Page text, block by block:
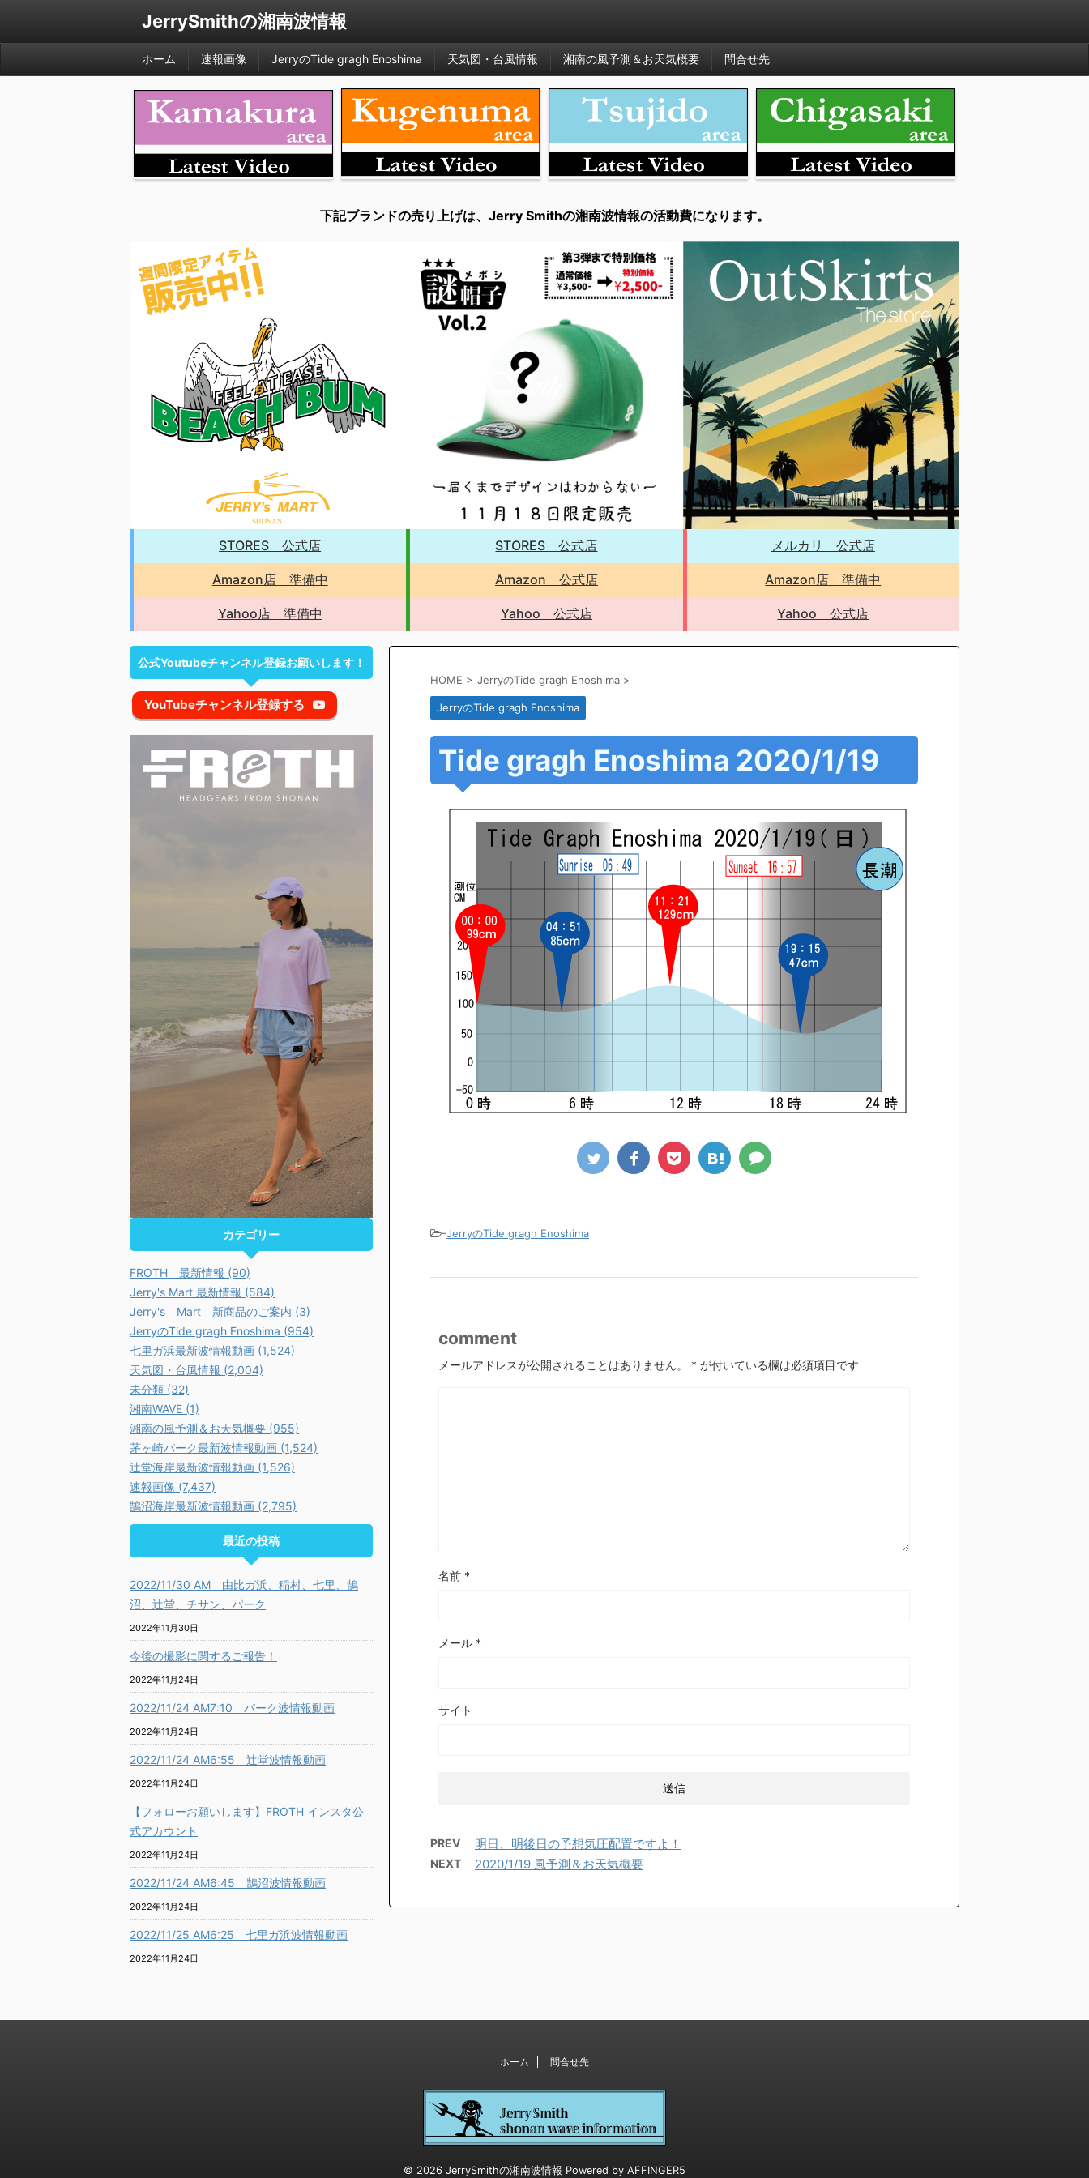
JerrySmithの湘南波情報
ホーム 速報画像 JerryのTide gragh Enoshima 天気図・台風情報 湘南の風予測＆お天気概要 問合せ先
下記ブランドの売り上げは、Jerry Smithの湘南波情報の活動費になります。
STORES 公式店
Amazon店 準備中
Yahoo店 準備中
STORES 公式店
Amazon 公式店
Yahoo 公式店
メルカリ 公式店
Amazon店 準備中
Yahoo 公式店
HOME > JerryのTide gragh Enoshima >
JerryのTide gragh Enoshima
Tide gragh Enoshima 2020/1/19
-JerryのTide gragh Enoshima
comment
メールアドレスが公開されることはありません。 * が付いている欄は必須項目です
名前 *
メール *
サイト
PREV 明日、明後日の予想気圧配置ですよ！
NEXT 2020/1/19 風予測＆お天気概要
公式Youtubeチャンネル登録お願いします！
YouTubeチャンネル登録する
カテゴリー
FROTH 最新情報 (90)
Jerry's Mart 最新情報 (584)
Jerry's Mart 新商品のご案内 (3)
JerryのTide gragh Enoshima (954)
七里ガ浜最新波情報動画 (1,524)
天気図・台風情報 (2,004)
未分類 (32)
湘南WAVE (1)
湘南の風予測＆お天気概要 (955)
茅ヶ崎パーク最新波情報動画 (1,524)
辻堂海岸最新波情報動画 (1,526)
速報画像 (7,437)
鵠沼海岸最新波情報動画 (2,795)
最近の投稿
2022/11/30 AM 由比ガ浜、稲村、七里、鵠
沼、辻堂、チサン、パーク
2022年11月30日
今後の撮影に関するご報告！
2022年11月24日
2022/11/24 AM7:10 パーク波情報動画
2022年11月24日
2022/11/24 AM6:55 辻堂波情報動画
2022年11月24日
【フォローお願いします】FROTH インスタ公
式アカウント
2022年11月24日
2022/11/24 AM6:45 鵠沼波情報動画
2022年11月24日
2022/11/25 AM6:25 七里ガ浜波情報動画
2022年11月24日
ホーム 問合せ先
© 2026 JerrySmithの湘南波情報 Powered by AFFINGER5